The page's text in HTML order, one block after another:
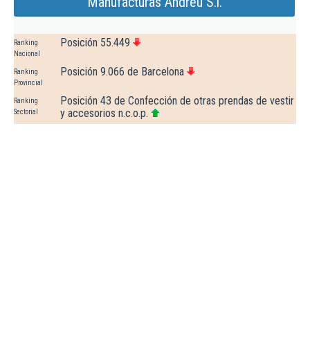
Ranking
Nacional
Posición 55.449
Ranking
Provincial
Posición 9.066 de Barcelona
Ranking
Sectorial
Posición 43 de Confección de otras prendas de vestir
y accesorios n.c.o.p.